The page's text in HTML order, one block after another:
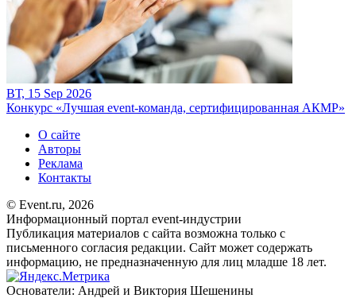
ВТ, 15 Sep 2026
Конкурс «Лучшая event-команда, сертифицированная АКМР»
О сайте
Авторы
Реклама
Контакты
© Event.ru, 2026
Информационный портал event-индустрии
Публикация материалов с сайта возможна только с
письменного согласия редакции. Сайт может содержать
информацию, не предназначенную для лиц младше 18 лет.
Основатели: Андрей и Виктория Шешенины